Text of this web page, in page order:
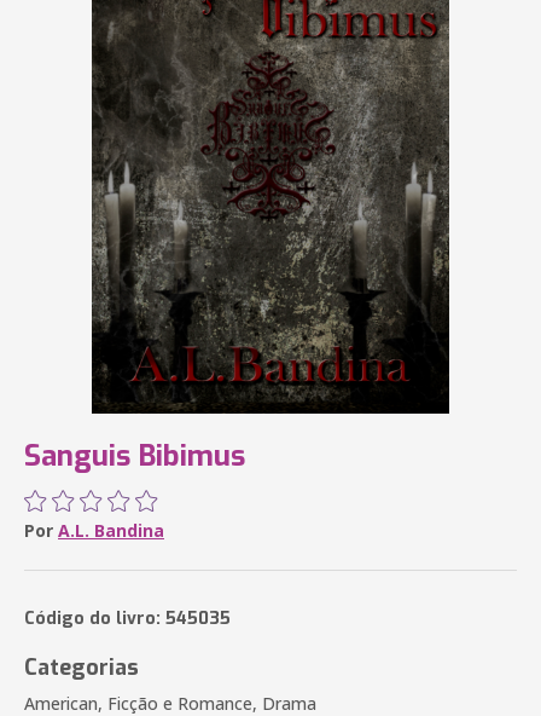
Sanguis Bibimus
Por A.L. Bandina
Código do livro: 545035
Categorias
American, Ficção e Romance, Drama